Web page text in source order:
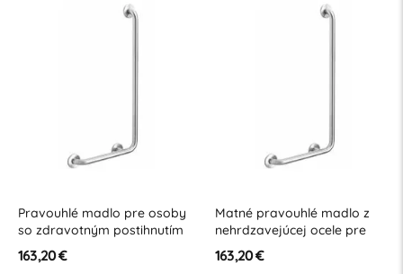
Pravouhlé madlo pre osoby
so zdravotným postihnutím
7/5 pravé 90° lesklé z
nehrdzavejúcej ocele
163,20 €
Matné pravouhlé madlo z
nehrdzavejúcej ocele pre
telesne postihnutých 7/5
pravé 90°
163,20 €